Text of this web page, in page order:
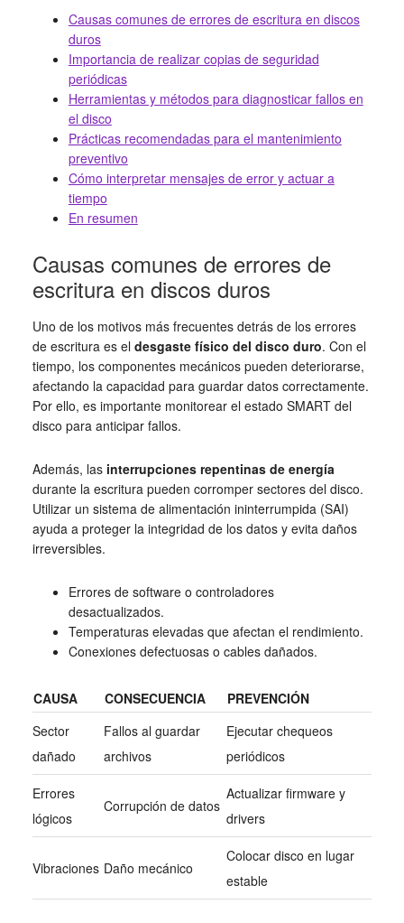
Causas comunes de errores de escritura en discos
duros
Importancia de realizar copias de seguridad
periódicas
Herramientas y métodos para diagnosticar fallos en
el disco
Prácticas recomendadas para el mantenimiento
preventivo
Cómo interpretar mensajes de error y actuar a
tiempo
En resumen
Causas comunes de errores de
escritura en discos duros
Uno de los motivos más frecuentes detrás de los errores
de escritura es el desgaste físico del disco duro. Con el
tiempo, los componentes mecánicos pueden deteriorarse,
afectando la capacidad para guardar datos correctamente.
Por ello, es importante monitorear el estado SMART del
disco para anticipar fallos.
Además, las interrupciones repentinas de energía
durante la escritura pueden corromper sectores del disco.
Utilizar un sistema de alimentación ininterrumpida (SAI)
ayuda a proteger la integridad de los datos y evita daños
irreversibles.
Errores de software o controladores
desactualizados.
Temperaturas elevadas que afectan el rendimiento.
Conexiones defectuosas o cables dañados.
CAUSA CONSECUENCIA
PREVENCIÓN
Sector
dañado
Fallos al guardar
archivos
Ejecutar chequeos
periódicos
Errores
lógicos
Corrupción de datos
Actualizar firmware y
drivers
Vibraciones Daño mecánico
Colocar disco en lugar
estable